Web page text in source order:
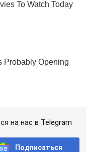
на нас в Telegram
Подписаться